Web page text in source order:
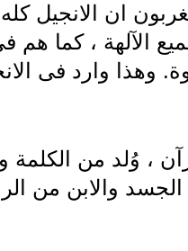
ان الانجيل
الآلهة ، كما هم
وهذا وارد فى
، وُلد من الكلمة
والابن من